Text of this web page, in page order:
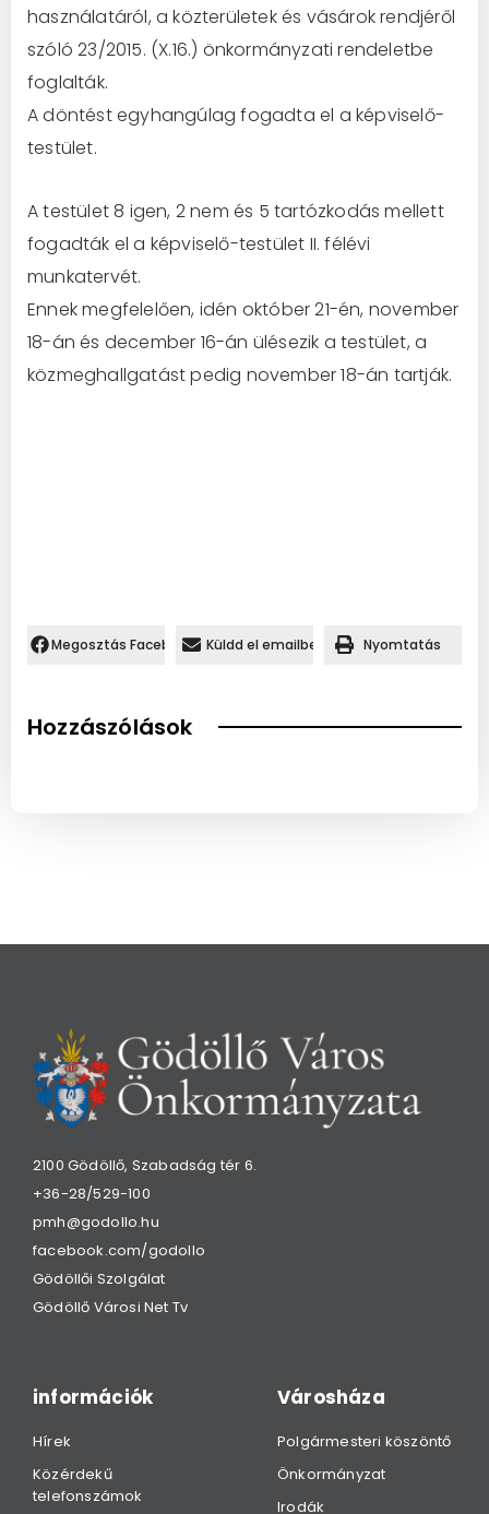
használatáról, a közterületek és vásárok rendjéről
szóló 23/2015. (X.16.) önkormányzati rendeletbe
foglalták.
A döntést egyhangúlag fogadta el a képviselő-
testület.
A testület 8 igen, 2 nem és 5 tartózkodás mellett
fogadták el a képviselő-testület II. félévi
munkatervét.
Ennek megfelelően, idén október 21-én, november
18-án és december 16-án ülésezik a testület, a
közmeghallgatást pedig november 18-án tartják.
Megosztás Facebookon.Küldd el emailben Nyomtatás
Hozzászólások
2100 Gödöllő, Szabadság tér 6.
+36-28/529-100
pmh@godollo.hu
facebook.com/godollo
Gödöllői Szolgálat
Gödöllő Városi Net Tv
információk
Hírek
Közérdekű
telefonszámok
Városháza
Polgármesteri köszöntő
Önkormányzat
Irodák